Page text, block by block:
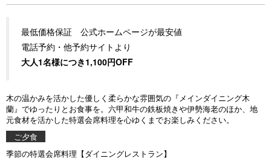
最低価格保証 公式ホームページが最安値
電話予約・他予約サイトより
大人1名様につき1,100円OFF
木の温かみを活かした優しく柔らかな雰囲気の『メインダイニング木
蘭』でゆったりとお食事を。六甲和牛の鉄板焼きや伊勢海老のほか、地
元食材を活かした特選会席料理を心ゆくまでお楽しみください。
ご夕食
季節の特選会席料理【ダイニングレストラン】